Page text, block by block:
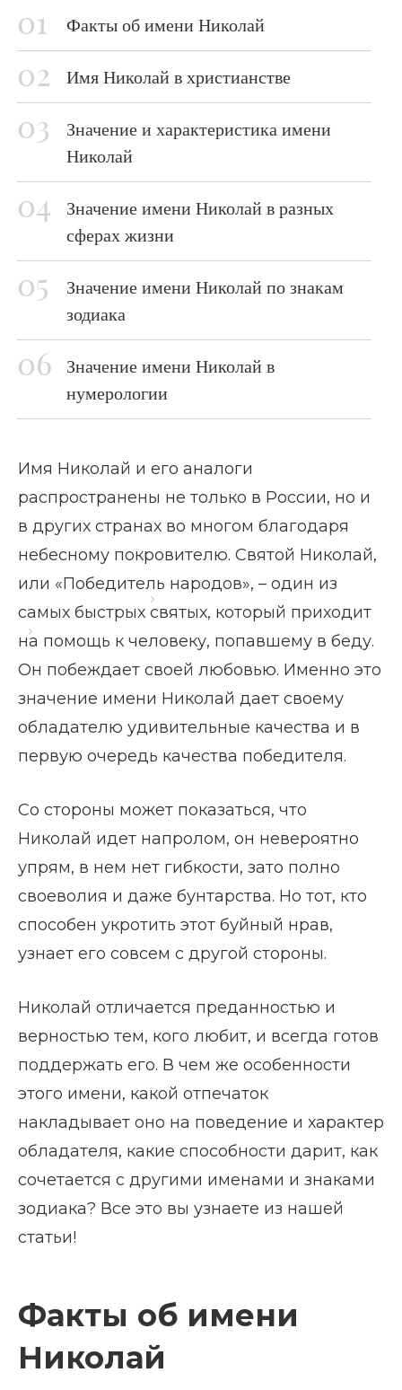
Факты об имени Николай
Имя Николай в христианстве
Значение и характеристика имени
Николай
Значение имени Николай в разных
сферах жизни
Значение имени Николай по знакам
зодиака
Значение имени Николай в
нумерологии
Имя Николай и его аналоги
распространены не только в России, но и
в других странах во многом благодаря
небесному покровителю. Святой Николай,
или «Победитель народов», – один из
самых быстрых святых, который приходит
на помощь к человеку, попавшему в беду.
Он побеждает своей любовью. Именно это
значение имени Николай дает своему
обладателю удивительные качества и в
первую очередь качества победителя.
Со стороны может показаться, что
Николай идет напролом, он невероятно
упрям, в нем нет гибкости, зато полно
своеволия и даже бунтарства. Но тот, кто
способен укротить этот буйный нрав,
узнает его совсем с другой стороны.
Николай отличается преданностью и
верностью тем, кого любит, и всегда готов
поддержать его. В чем же особенности
этого имени, какой отпечаток
накладывает оно на поведение и характер
обладателя, какие способности дарит, как
сочетается с другими именами и знаками
зодиака? Все это вы узнаете из нашей
статьи!
Факты об имени
Николай